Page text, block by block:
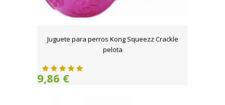
Juguete para perros Kong Squeezz Crackle
pelota
9,86 €